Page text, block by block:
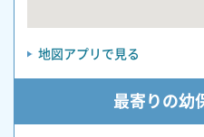
地図アプリで見る
最寄りの幼